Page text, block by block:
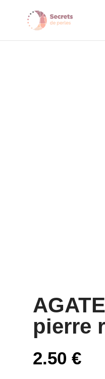
pierre
2.50 €